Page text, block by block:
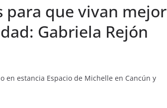
para que vivan mejor
Gabriela Rejón
en estancia Espacio de Michelle en Cancún y